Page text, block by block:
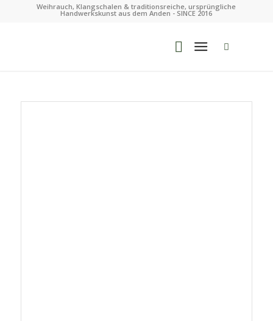
Weihrauch, Klangschalen & traditionsreiche, ursprüngliche
Handwerkskunst aus dem Anden - SINCE 2016